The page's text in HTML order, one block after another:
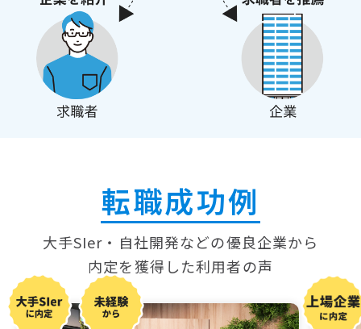
転職成功例
大手SIer・自社開発などの優良企業から
内定を獲得した利用者の声